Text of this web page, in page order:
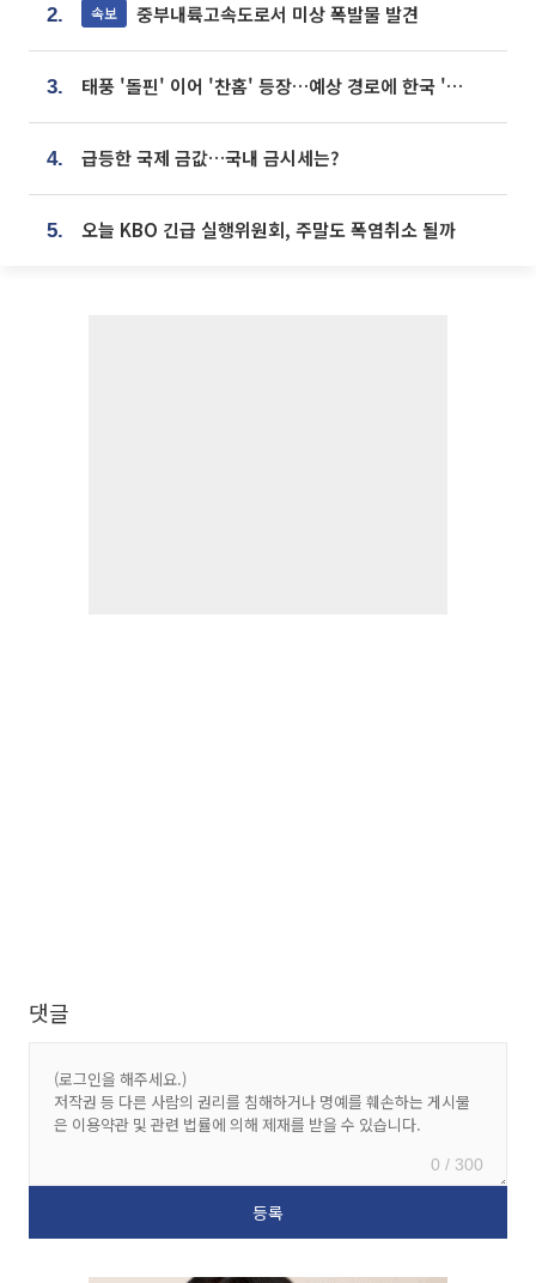
2. 속보 중부내륙고속도로서 미상 폭발물 발견
3. 태풍 '돌핀' 이어 '찬홈' 등장…예상 경로에 한국 '한숨'
4. 급등한 국제 금값…국내 금시세는?
5. 오늘 KBO 긴급 실행위원회, 주말도 폭염취소 될까
댓글
0 / 300